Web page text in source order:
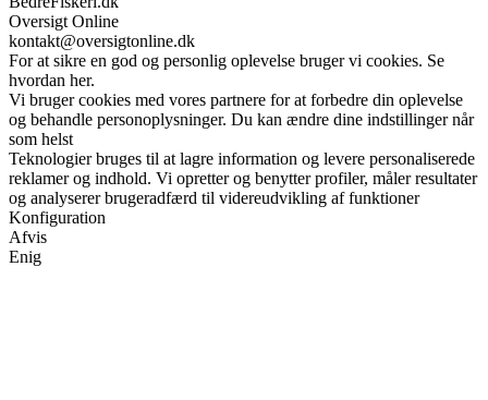
Oversigt Online
kontakt@oversigtonline.dk
For at sikre en god og personlig oplevelse bruger vi cookies. Se
hvordan her.
Vi bruger cookies med vores partnere for at forbedre din oplevelse
og behandle personoplysninger. Du kan ændre dine indstillinger når
som helst
Teknologier bruges til at lagre information og levere personaliserede
reklamer og indhold. Vi opretter og benytter profiler, måler resultater
og analyserer brugeradfærd til videreudvikling af funktioner
Konfiguration
Afvis
Enig